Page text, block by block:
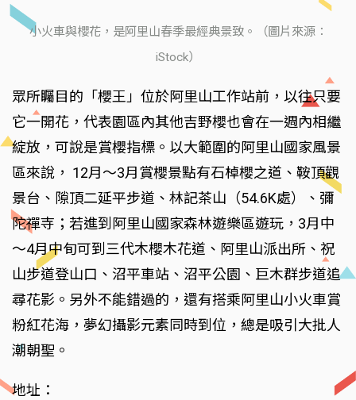
小火車與櫻花，是阿里山春季最經典景致。（圖片來源：
iStock）
眾所矚目的「櫻王」位於阿里山工作站前，以往只要
它一開花，代表園區內其他吉野櫻也會在一週內相繼
綻放，可說是賞櫻指標。以大範圍的阿里山國家風景
區來說， 12月～3月賞櫻景點有石棹櫻之道、鞍頂觀
景台、隙頂二延平步道、林記茶山（54.6K處）、彌
陀禪寺；若進到阿里山國家森林遊樂區遊玩，3月中
～4月中旬可到三代木櫻木花道、阿里山派出所、祝
山步道登山口、沼平車站、沼平公園、巨木群步道追
尋花影。另外不能錯過的，還有搭乘阿里山小火車賞
粉紅花海，夢幻攝影元素同時到位，總是吸引大批人
潮朝聖。
地址：